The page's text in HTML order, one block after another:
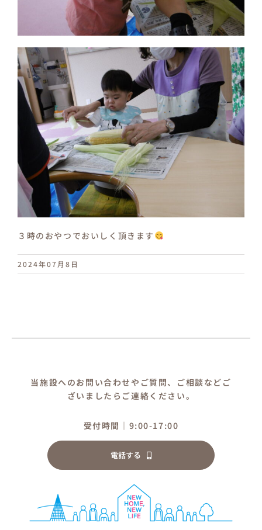
３時のおやつでおいしく頂きます
2024年07月8日
当施設へのお問い合わせやご質問、ご相談などご
ざいましたらご連絡ください。
受付時間｜9:00-17:00
電話する